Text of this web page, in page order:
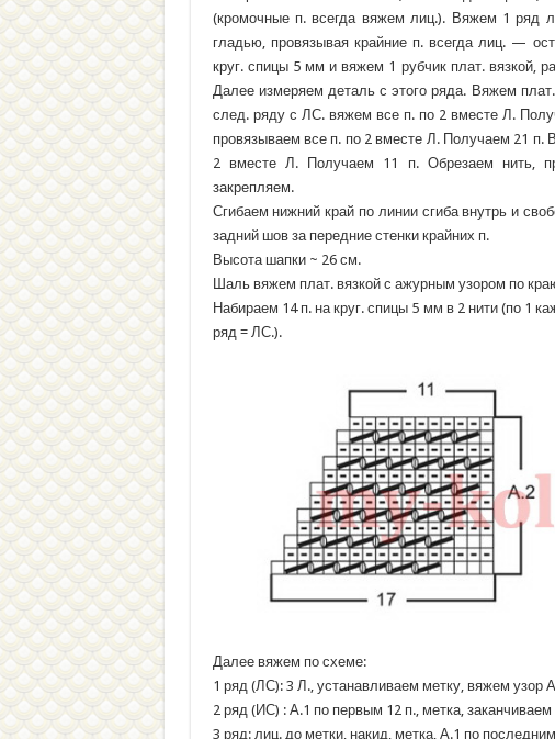
(кромочные п. всегда вяжем лиц.). Вяжем 1
гладью, провязывая крайние п. всегда лиц. —
круг. спицы 5 мм и вяжем 1 рубчик плат. вязкой,
Далее измеряем деталь с этого ряда. Вяжем
след. ряду с ЛС. вяжем все п. по 2 вместе Л.
провязываем все п. по 2 вместе Л. Получаем 21
2 вместе Л. Получаем 11 п. Обрезаем нить,
закрепляем.
Сгибаем нижний край по линии сгиба внутрь и
задний шов за передние стенки крайних п.
Высота шапки ~ 26 см.
Шаль вяжем плат. вязкой с ажурным узором по
Набираем 14 п. на круг. спицы 5 мм в 2 нити (по 1
ряд = ЛС.).
Далее вяжем по схеме:
1 ряд (ЛС): 3 Л., устанавливаем метку, вяжем узор
2 ряд (ИС) : А.1 по первым 12 п., метка,
3 ряд: лиц. до метки, накид, метка, А.1 по